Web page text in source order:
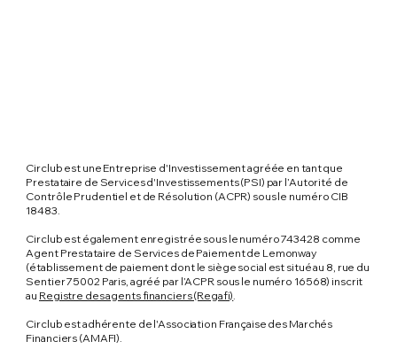
Circlub est une Entreprise d'Investissement agréée en tant que
Prestataire de Services d'Investissements (PSI) par l’Autorité de
Contrôle Prudentiel et de Résolution (ACPR) sous le numéro CIB
18483.
Circlub est également enregistrée sous le numéro 743428 comme
Agent Prestataire de Services de Paiement de Lemonway
(établissement de paiement dont le siège social est situé au 8, rue du
Sentier 75002 Paris, agréé par l’ACPR sous le numéro 16568) inscrit
au Registre des agents financiers (Regafi)
Circlub est adhérente de l'Association Française des Marchés
Financiers (AMAFI).